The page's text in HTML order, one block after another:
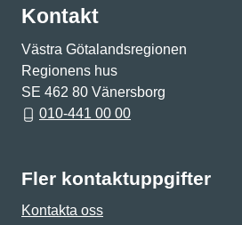
Kontakt
Västra Götalandsregionen
Regionens hus
SE 462 80 Vänersborg
010-441 00 00
Fler kontaktuppgifter
Kontakta oss